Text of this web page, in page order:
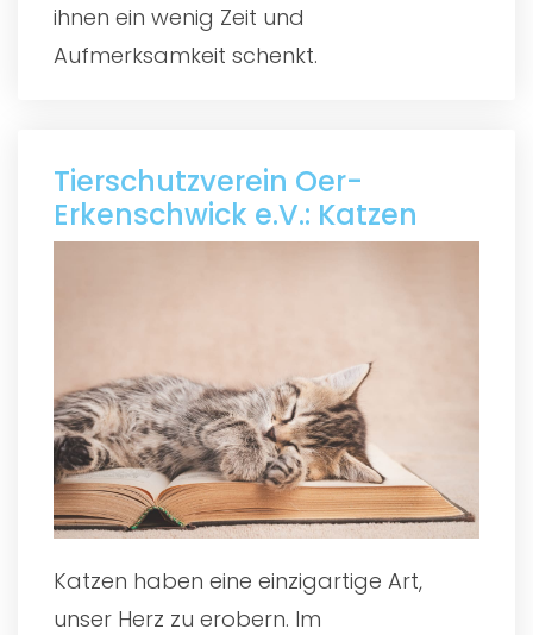
ihnen ein wenig Zeit und
Aufmerksamkeit schenkt.
Tierschutzverein Oer-
Erkenschwick e.V.: Katzen
Katzen haben eine einzigartige Art,
unser Herz zu erobern. Im